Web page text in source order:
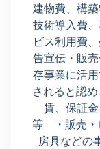
建物費、構
技術導入費
ビス利用費
告宣伝・販
存事業に活
されると認
賃、保証
等 ・販売・
房具などの